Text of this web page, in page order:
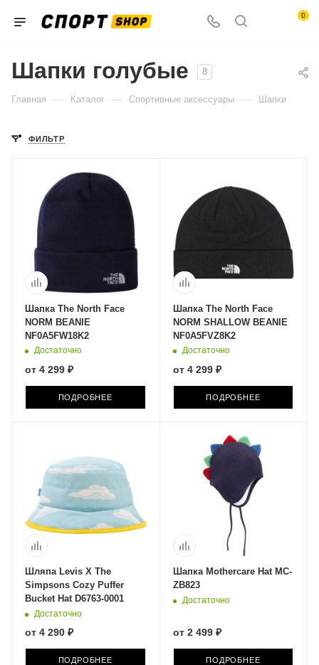
0
Шапки голубые 8
Главная — Каталог — Спортивные аксессуары — Шапки
ФИЛЬТР
Шапка The North Face
NORM BEANIE
NF0A5FW18K2
Достаточно
от 4 299 ₽
ПОДРОБНЕЕ
Шапка The North Face
NORM SHALLOW BEANIE
NF0A5FVZ8K2
Достаточно
от 4 299 ₽
ПОДРОБНЕЕ
Шляпа Levis X The
Simpsons Cozy Puffer
Bucket Hat D6763-0001
Достаточно
от 4 290 ₽
ПОДРОБНЕЕ
Шапка Mothercare Hat MC-
ZB823
Достаточно
от 2 499 ₽
ПОДРОБНЕЕ